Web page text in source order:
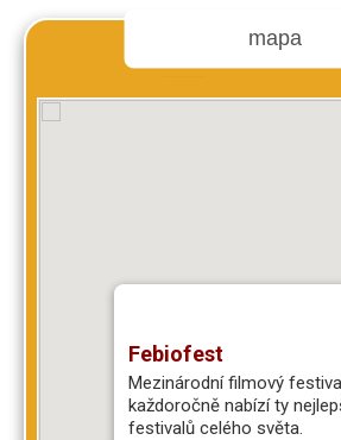
mapa
Febiofest
Mezinárodní filmový
každoročně nabízí ty
festivalů celého světa.